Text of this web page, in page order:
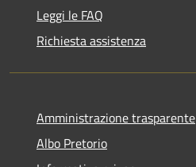
Leggi le FAQ
Richiesta assistenza
Amministrazione trasparente
Albo Pretorio